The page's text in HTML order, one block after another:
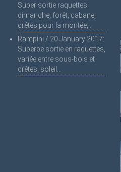
Super sortie raquettes
dimanche, forêt, cabane,
crêtes pour la montée,...
Rampini / 20 January 2017:
Superbe sortie en raquettes,
variée entre sous-bois et
crêtes, soleil...